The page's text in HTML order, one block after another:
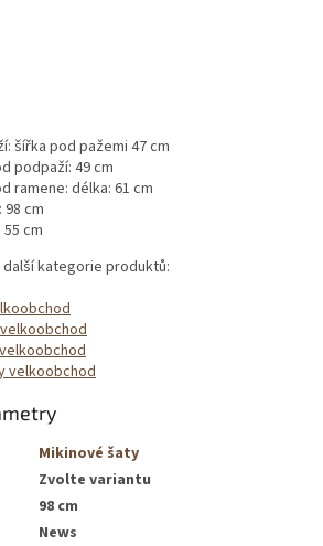
šířka pod pažemi 47 cm
podpaží: 49 cm
ramene: délka: 61 cm
cm
cm
kategorie produktů:
velkoobchod
Mikinové šaty
Zvolte variantu
98 cm
News